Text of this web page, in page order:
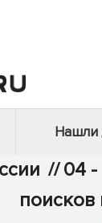
Нашли
// 04 -